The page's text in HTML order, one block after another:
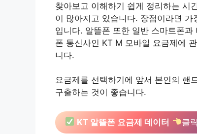
찾아보고 이해하기 쉽게 정리하는 시
이 많아지고 있습니다. 장점이라면
입니다. 알뜰폰 또한 일반 스마트폰
폰 통신사인 KT M 모바일 요금제에
니다.
요금제를 선택하기에 앞서 본인의 핸
구출하는 것이 좋습니다.
KT 알뜰폰 요금제 데이터 클릭